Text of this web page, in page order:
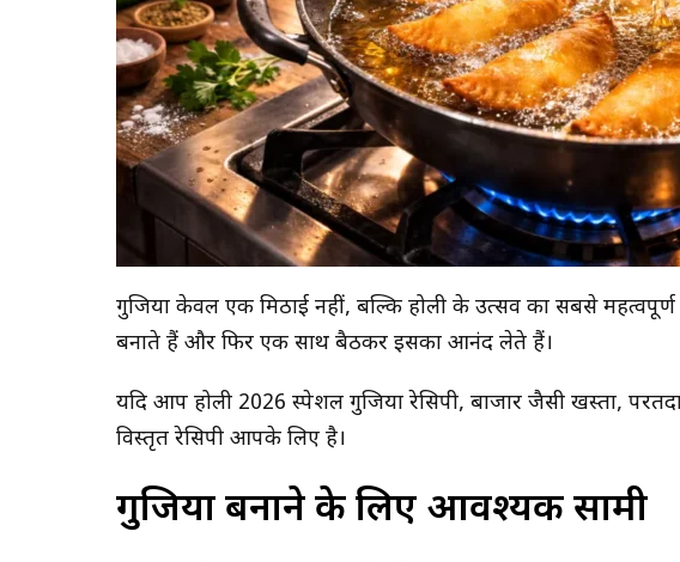
गुजिया केवल एक मिठाई नहीं, बल्कि होली के उत्सव का सबसे
बनाते हैं और फिर एक साथ बैठकर इसका आनंद लेते हैं।
यदि आप होली 2026 स्पेशल गुजिया रेसिपी, बाजार जैसी खस्ता,
विस्तृत रेसिपी आपके लिए है।
गुजिया बनाने के लिए आवश्यक सामग्री